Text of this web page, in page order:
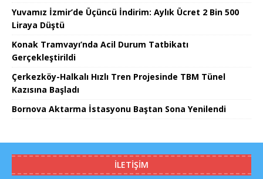
Yuvamız İzmir’de Üçüncü İndirim: Aylık Ücret 2 Bin 500
Liraya Düştü
Konak Tramvayı’nda Acil Durum Tatbikatı
Gerçekleştirildi
Çerkezköy-Halkalı Hızlı Tren Projesinde TBM Tünel
Kazısına Başladı
Bornova Aktarma İstasyonu Baştan Sona Yenilendi
İLETIŞIM